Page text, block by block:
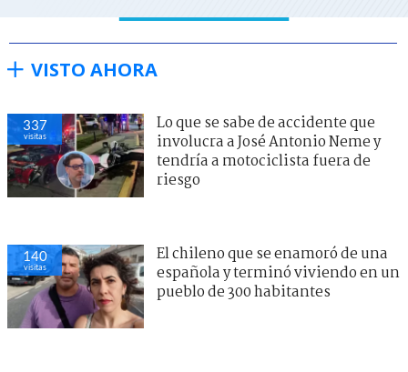
VISTO AHORA
337
visitas
Lo que se sabe de accidente que
involucra a José Antonio Neme y
tendría a motociclista fuera de
riesgo
140
visitas
El chileno que se enamoró de una
española y terminó viviendo en un
pueblo de 300 habitantes